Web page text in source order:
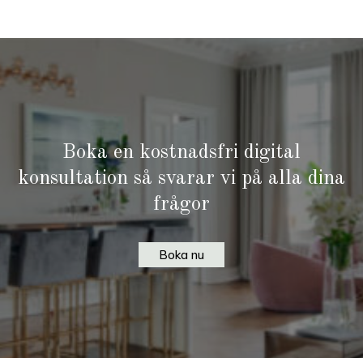
Boka en kostnadsfri digital
konsultation så svarar vi på alla dina
frågor
Boka nu